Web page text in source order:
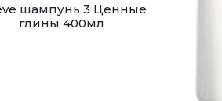
шампунь 3 Ценные
глины 400мл